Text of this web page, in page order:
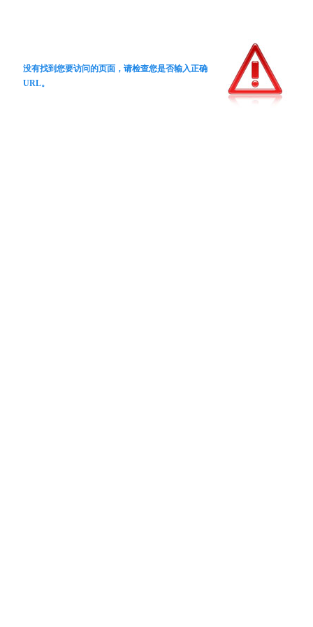
没有找到您要访问的页面，请检查您是否输入正确
URL。